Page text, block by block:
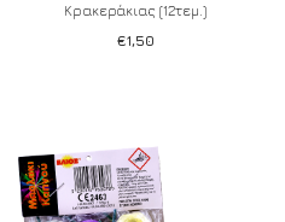
Κρακεράκιας (12τεμ.)
€1,50
Add to wishlist